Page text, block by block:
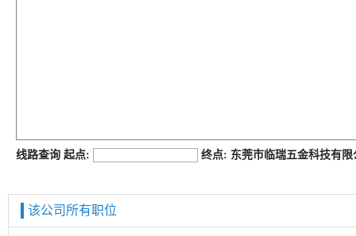
线路查询 起点: 终点: 东莞市临瑞五金科技有
该公司所有职位